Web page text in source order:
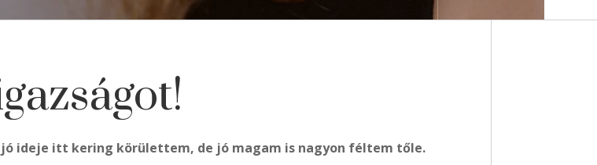
ideje itt kering körülettem, de jó magam is nagyon féltem tőle.